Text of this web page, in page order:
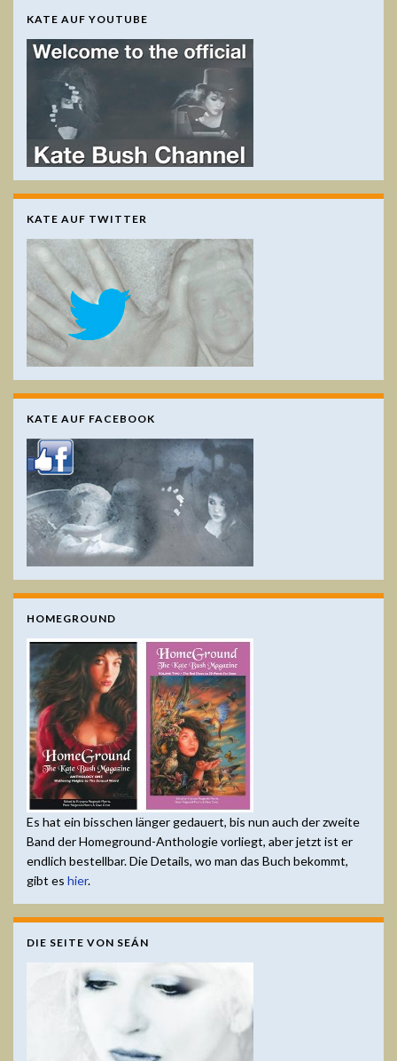
KATE AUF YOUTUBE
KATE AUF TWITTER
KATE AUF FACEBOOK
HOMEGROUND
Es hat ein bisschen länger gedauert, bis nun auch der zweite
Band der Homeground-Anthologie vorliegt, aber jetzt ist er
endlich bestellbar. Die Details, wo man das Buch bekommt,
gibt es hier.
DIE SEITE VON SEÁN